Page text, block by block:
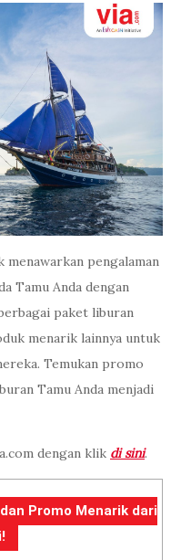
menawarkan pengalaman
Tamu Anda dengan
paket liburan
menarik lainnya untuk
Temukan promo
Tamu Anda menjadi
dengan klik di sini.
Promo Menarik dari